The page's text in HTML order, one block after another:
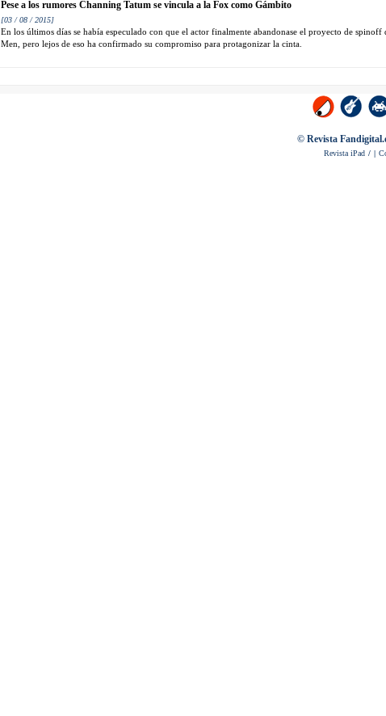
Pese a los rumores Channing Tatum se vincula a la Fox como Gámbito
[03 / 08 / 2015]
En los últimos días se había especulado con que el actor finalmente abandonase el proyecto de spinoff
Men, pero lejos de eso ha confirmado su compromiso para protagonizar la cinta.
© Revista
Revista iPad / |